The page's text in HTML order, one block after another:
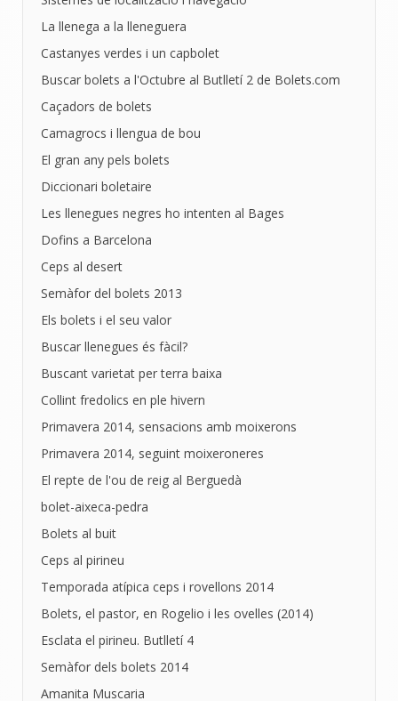
La llenega a la lleneguera
Castanyes verdes i un capbolet
Buscar bolets a l'Octubre al Butlletí 2 de Bolets.com
Caçadors de bolets
Camagrocs i llengua de bou
El gran any pels bolets
Diccionari boletaire
Les llenegues negres ho intenten al Bages
Dofins a Barcelona
Ceps al desert
Semàfor del bolets 2013
Els bolets i el seu valor
Buscar llenegues és fàcil?
Buscant varietat per terra baixa
Collint fredolics en ple hivern
Primavera 2014, sensacions amb moixerons
Primavera 2014, seguint moixeroneres
El repte de l'ou de reig al Berguedà
bolet-aixeca-pedra
Bolets al buit
Ceps al pirineu
Temporada atípica ceps i rovellons 2014
Bolets, el pastor, en Rogelio i les ovelles (2014)
Esclata el pirineu. Butlletí 4
Semàfor dels bolets 2014
Amanita Muscaria